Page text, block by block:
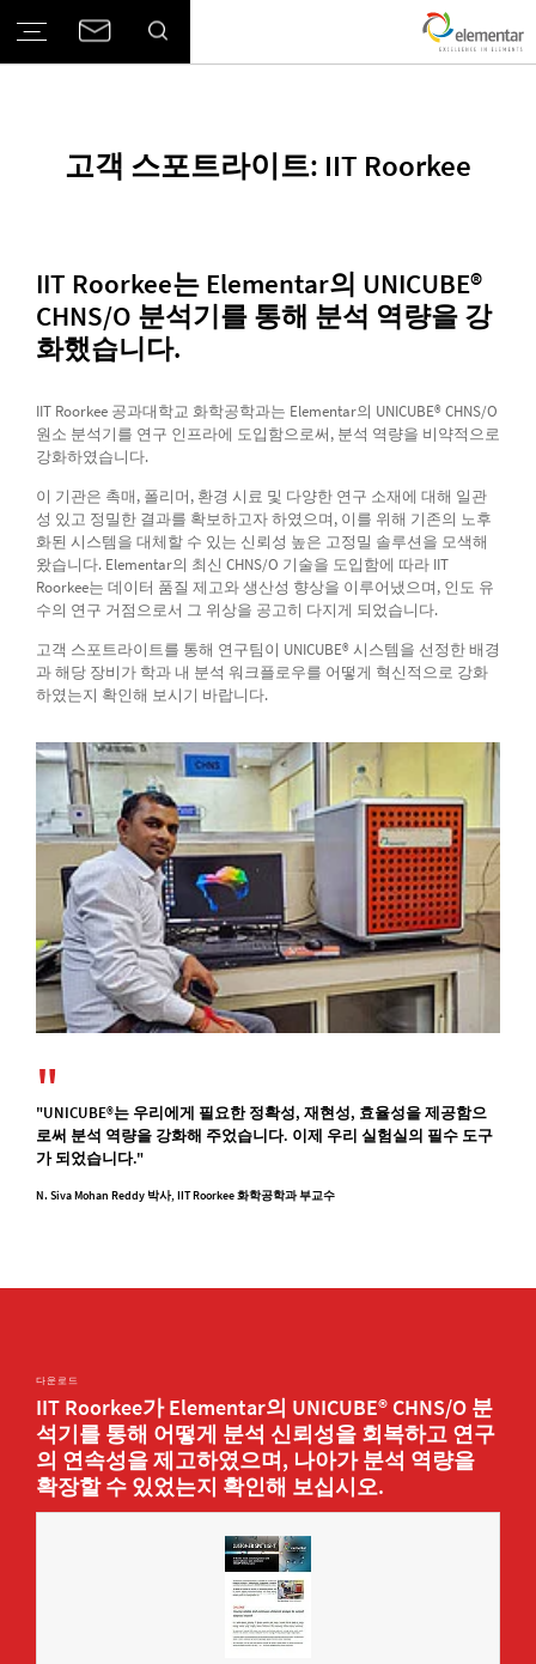
고객 스포트라이트: IIT Roorkee
IIT Roorkee는 Elementar의 UNICUBE®
CHNS/O 분석기를 통해 분석 역량을 강
화했습니다.
IIT Roorkee 공과대학교 화학공학과는 Elementar의 UNICUBE® CHNS/O
원소 분석기를 연구 인프라에 도입함으로써, 분석 역량을 비약적으로
강화하였습니다.
이 기관은 촉매, 폴리머, 환경 시료 및 다양한 연구 소재에 대해 일관
성 있고 정밀한 결과를 확보하고자 하였으며, 이를 위해 기존의 노후
화된 시스템을 대체할 수 있는 신뢰성 높은 고정밀 솔루션을 모색해
왔습니다. Elementar의 최신 CHNS/O 기술을 도입함에 따라 IIT
Roorkee는 데이터 품질 제고와 생산성 향상을 이루어냈으며, 인도 유
수의 연구 거점으로서 그 위상을 공고히 다지게 되었습니다.
고객 스포트라이트를 통해 연구팀이 UNICUBE® 시스템을 선정한 배경
과 해당 장비가 학과 내 분석 워크플로우를 어떻게 혁신적으로 강화
하였는지 확인해 보시기 바랍니다.
"UNICUBE®는 우리에게 필요한 정확성, 재현성, 효율성을 제공함으
로써 분석 역량을 강화해 주었습니다. 이제 우리 실험실의 필수 도구
가 되었습니다."
N. Siva Mohan Reddy 박사, IIT Roorkee 화학공학과 부교수
다운로드
IIT Roorkee가 Elementar의 UNICUBE® CHNS/O 분
석기를 통해 어떻게 분석 신뢰성을 회복하고 연구
의 연속성을 제고하였으며, 나아가 분석 역량을
확장할 수 있었는지 확인해 보십시오.